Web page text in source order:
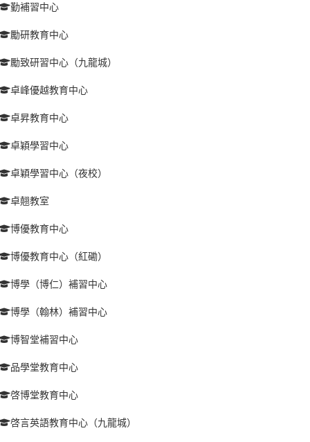
勤補習中心
勵研教育中心
勵致研習中心（九龍城）
卓峰優越教育中心
卓昇教育中心
卓穎學習中心
卓穎學習中心（夜校）
卓翹教室
博優教育中心
博優教育中心（紅磡）
博學（博仁）補習中心
博學（翰林）補習中心
博智堂補習中心
品學堂教育中心
啓博堂教育中心
啓言英語教育中心（九龍城）